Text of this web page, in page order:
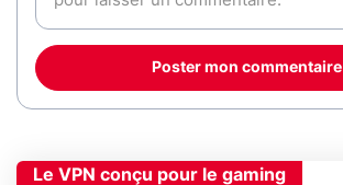
Poster mon commentaire
Le VPN conçu pour le gaming